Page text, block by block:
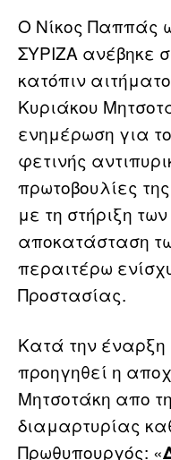
Ο Νίκος Παππάς
ΣΥΡΙΖΑ ανέβηκε
κατόπιν
Κυριάκου
ενημέρωση για
φετινής
πρωτοβουλίες
με τη στήριξη
αποκατάσταση
περαιτέρω
Προστασίας.
Κατά την έναρξη
προηγηθεί η
Μητσοτάκη απο
διαμαρτυρίας
Πρωθυπουργός: «